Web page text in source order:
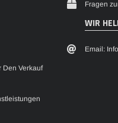
Den Verkauf
Fragen
WIR
Email: